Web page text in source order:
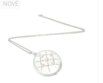
NOVÉ